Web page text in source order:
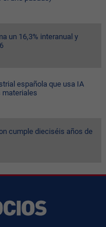
un 16,3% interanual y
española que usa IA
materiales
cumple dieciséis años de